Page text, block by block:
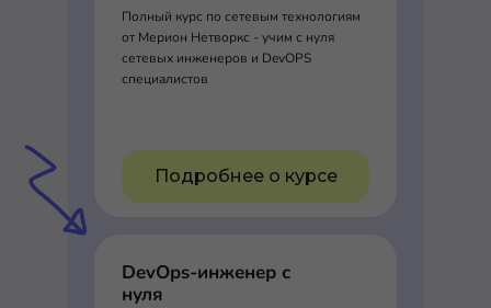
Полный курс по сетевым технологиям
от Мерион Нетворкс - учим с нуля
сетевых инженеров и DevOPS
специалистов
Подробнее о курсе
DevOps-инженер с
нуля